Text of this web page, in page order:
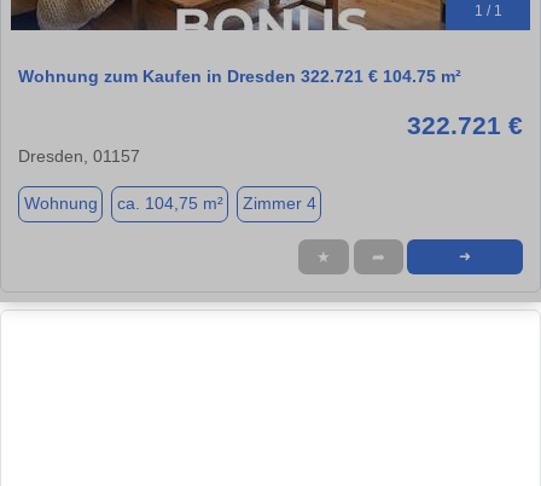
1 / 1
Wohnung zum Kaufen in Dresden 322.721 € 104.75 m²
322.721 €
Dresden, 01157
Wohnung ca. 104,75 m² Zimmer 4
★ ➦ ➜